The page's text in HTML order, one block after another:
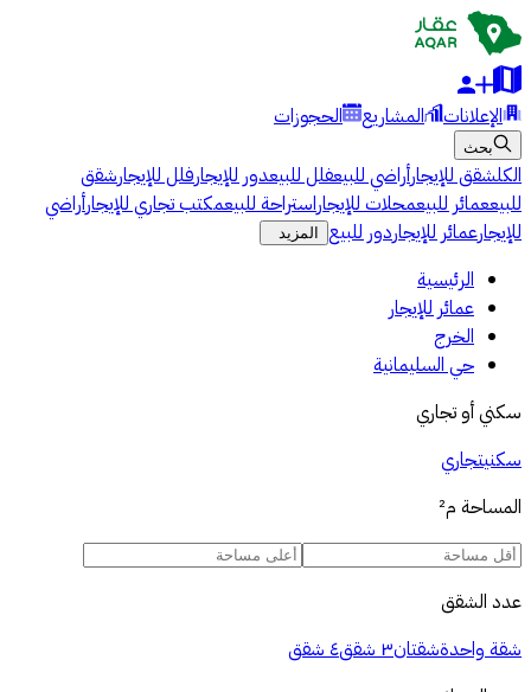
الإعلانات المشاريع الحجوزات
بحث
الكلشقق للإيجارأراضي للبيعفلل للبيعدور للإيجارفلل للإيجارشقق
للبيععمائر للبيعمحلات للإيجاراستراحة للبيعمكتب تجاري للإيجارأراضي
للإيجارعمائر للإيجاردور للبيع المزيد
الرئيسية
عمائر للإيجار
الخرج
حي السليمانية
سكني أو تجاري
سكنيتجاري
المساحة م²
عدد الشقق
شقة واحدةشقتان٣ شقق
٤ شقق